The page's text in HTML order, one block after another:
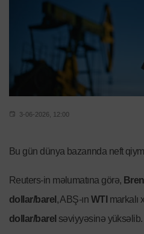
3-06-2026, 12:00
Bu gün dünya bazarında neft
Reuters-in məlumatına görə,
dollar/barel , ABŞ-ın WTI markalı
dollar/barel səviyyəsinə yüksəlib.